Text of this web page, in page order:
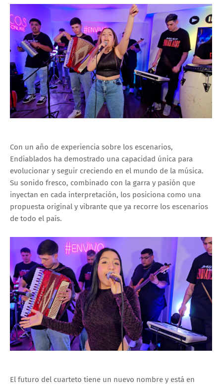
Con un año de experiencia sobre los escenarios,
Endiablados ha demostrado una capacidad única para
evolucionar y seguir creciendo en el mundo de la música.
Su sonido fresco, combinado con la garra y pasión que
inyectan en cada interpretación, los posiciona como una
propuesta original y vibrante que ya recorre los escenarios
de todo el país.
El futuro del cuarteto tiene un nuevo nombre y está en